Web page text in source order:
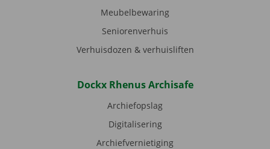
Meubelbewaring
Seniorenverhuis
Verhuisdozen & verhuisliften
Dockx Rhenus Archisafe
Archiefopslag
Digitalisering
Archiefvernietiging